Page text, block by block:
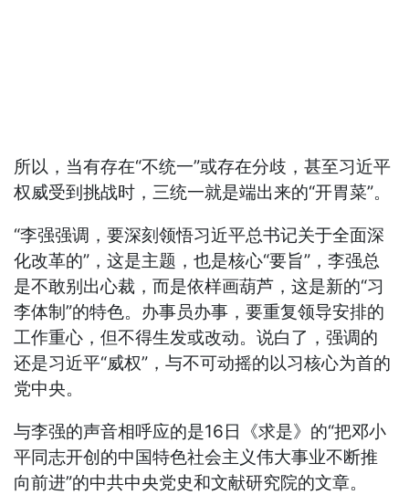
所以，当有存在“不统一”或存在分歧，甚至习近平
权威受到挑战时，三统一就是端出来的“开胃菜”。
“李强强调，要深刻领悟习近平总书记关于全面深
化改革的”，这是主题，也是核心“要旨”，李强总
是不敢别出心裁，而是依样画葫芦，这是新的“习
李体制”的特色。办事员办事，要重复领导安排的
工作重心，但不得生发或改动。说白了，强调的
还是习近平“威权”，与不可动摇的以习核心为首的
党中央。
与李强的声音相呼应的是16日《求是》的“把邓小
平同志开创的中国特色社会主义伟大事业不断推
向前进”的中共中央党史和文献研究院的文章。